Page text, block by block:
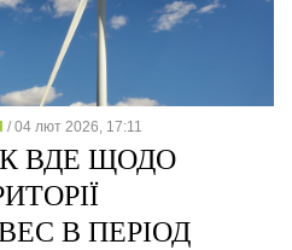
/ 04 лют 2026, 17:11
ВДЕ ЩОДО
В ПЕРІОД